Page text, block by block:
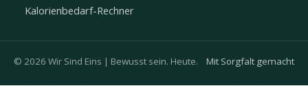
Kalorienbedarf-Rechner
© 2026 Wir Sind Eins | Bewusst sein. Heute. Mit Sorgfalt gemacht